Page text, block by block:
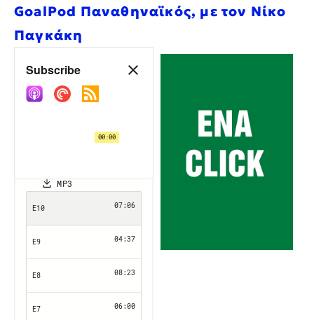
GoalPod Παναθηναϊκός, με τον Νίκο
Παγκάκη